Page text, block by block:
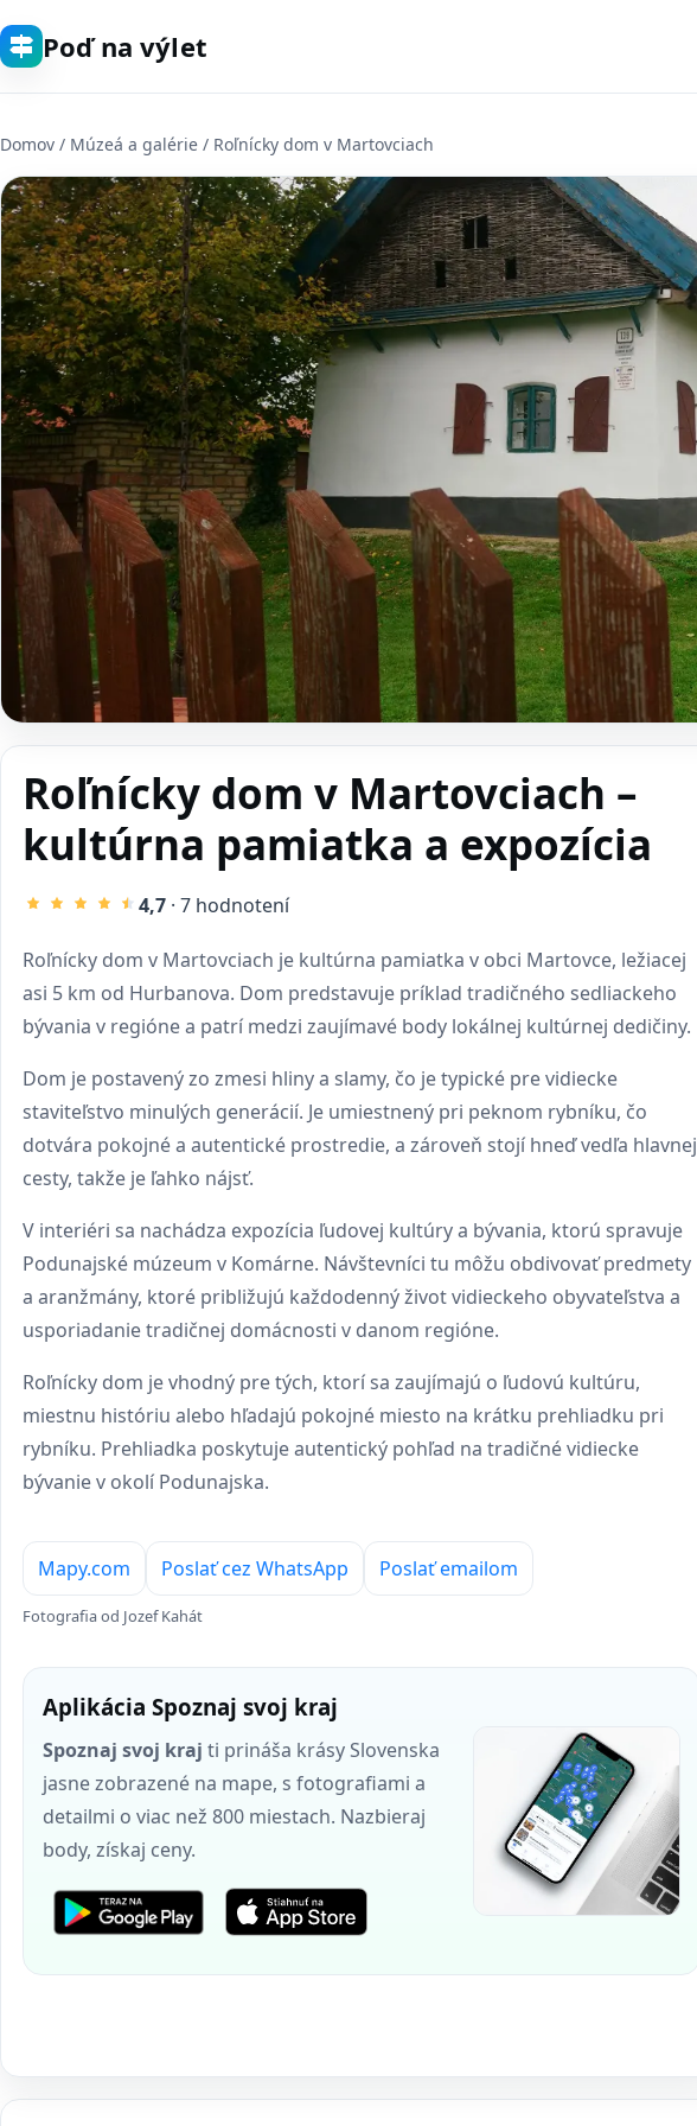
Poď na výlet
Domov / Múzeá a galérie / Roľnícky dom v Martovciach
Roľnícky dom v Martovciach –
kultúrna pamiatka a expozícia
4,7 · 7 hodnotení
Roľnícky dom v Martovciach je kultúrna pamiatka v obci Martovce, ležiacej
asi 5 km od Hurbanova. Dom predstavuje príklad tradičného sedliackeho
bývania v regióne a patrí medzi zaujímavé body lokálnej kultúrnej dedičiny.
Dom je postavený zo zmesi hliny a slamy, čo je typické pre vidiecke
staviteľstvo minulých generácií. Je umiestnený pri peknom rybníku, čo
dotvára pokojné a autentické prostredie, a zároveň stojí hneď vedľa hlavnej
cesty, takže je ľahko nájsť.
V interiéri sa nachádza expozícia ľudovej kultúry a bývania, ktorú spravuje
Podunajské múzeum v Komárne. Návštevníci tu môžu obdivovať predmety
a aranžmány, ktoré približujú každodenný život vidieckeho obyvateľstva a
usporiadanie tradičnej domácnosti v danom regióne.
Roľnícky dom je vhodný pre tých, ktorí sa zaujímajú o ľudovú kultúru,
miestnu históriu alebo hľadajú pokojné miesto na krátku prehliadku pri
rybníku. Prehliadka poskytuje autentický pohľad na tradičné vidiecke
bývanie v okolí Podunajska.
Mapy.com Poslať cez WhatsApp Poslať emailom
Fotografia od Jozef Kahát
Aplikácia Spoznaj svoj kraj
Spoznaj svoj kraj ti prináša krásy Slovenska
jasne zobrazené na mape, s fotografiami a
detailmi o viac než 800 miestach. Nazbieraj
body, získaj ceny.